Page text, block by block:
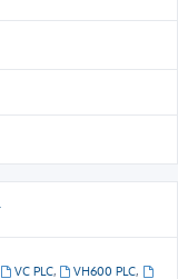
VC PLC, VH600 PLC,